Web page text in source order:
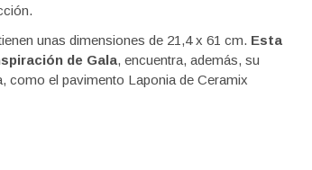
unas dimensiones de 21,4 x 61 cm. Esta
de Gala, encuentra, además, su
como el pavimento Laponia de Ceramix